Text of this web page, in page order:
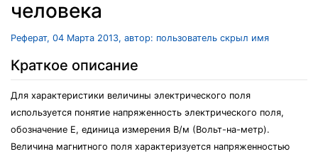
человека
Реферат, 04 Марта 2013, автор: пользователь скрыл имя
Краткое описание
Для характеристики величины электрического поля
используется понятие напряженность электрического поля,
обозначение Е, единица измерения В/м (Вольт-на-метр).
Величина магнитного поля характеризуется напряженностью